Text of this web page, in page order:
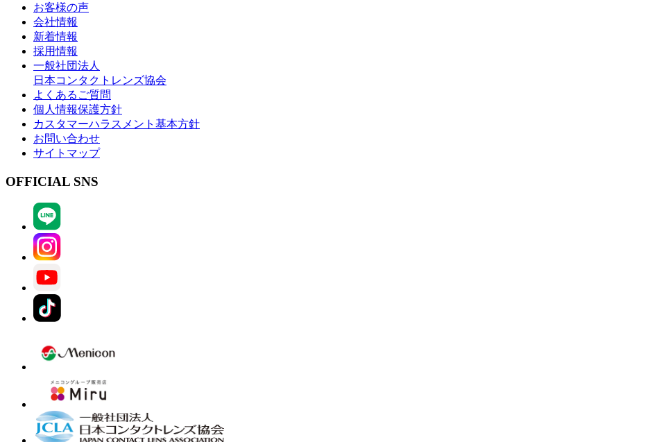
お客様の声
会社情報
新着情報
採用情報
一般社団法人
日本コンタクトレンズ協会
よくあるご質問
個人情報保護方針
カスタマーハラスメント基本方針
お問い合わせ
サイトマップ
OFFICIAL SNS